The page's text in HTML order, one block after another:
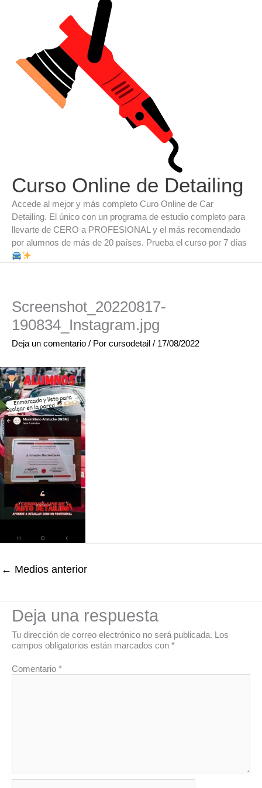
Curso Online de Detailing
Accede al mejor y más completo Curo Online de Car
Detailing. El único con un programa de estudio completo para
llevarte de CERO a PROFESIONAL y el más recomendado
por alumnos de más de 20 países. Prueba el curso por 7 días
Screenshot_20220817-
190834_Instagram.jpg
Deja un comentario / Por cursodetail / 17/08/2022
← Medios anterior
Deja una respuesta
Tu dirección de correo electrónico no será publicada. Los
campos obligatorios están marcados con *
Comentario *